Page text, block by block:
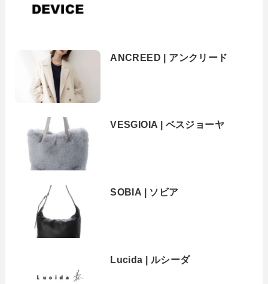
ANCREED | アンクリード
VESGIOIA | ベスジョーヤ
SOBIA | ソビア
Lucida | ルシーダ